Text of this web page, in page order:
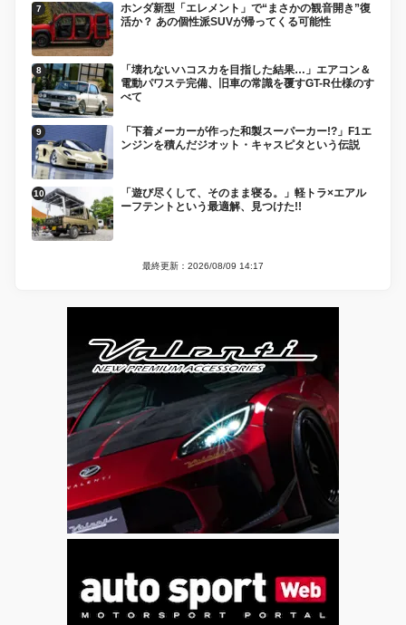
ホンダ新型「エレメント」で“まさかの観音開き”復
活か？ あの個性派SUVが帰ってくる可能性
「壊れないハコスカを目指した結果…」エアコン＆
電動パワステ完備、旧車の常識を覆すGT-R仕様のす
べて
「下着メーカーが作った和製スーパーカー!?」F1エ
ンジンを積んだジオット・キャスピタという伝説
「遊び尽くして、そのまま寝る。」軽トラ×エアル
ーフテントという最適解、見つけた!!
最終更新：2026/08/09 14:17